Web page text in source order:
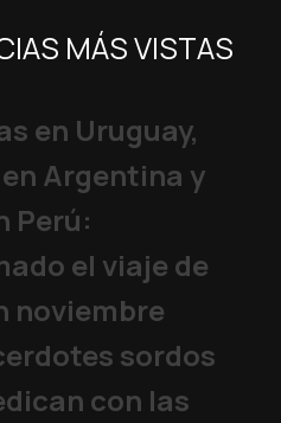
MÁS VISTAS
en Uruguay,
Argentina y
Perú:
el viaje de
noviembre
sordos
con las